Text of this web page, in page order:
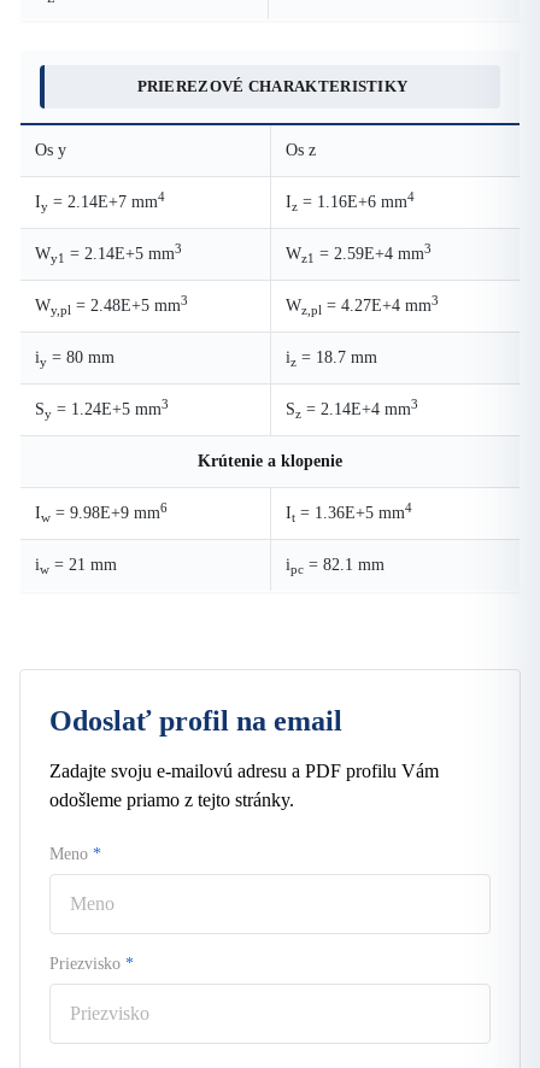
PRIEREZOVÉ CHARAKTERISTIKY
Os y Os z
Iy = 2.14E+7 mm4 Iz = 1.16E+6 mm4
Wy1 = 2.14E+5 mm3 Wz1 = 2.59E+4 mm3
Wy,pl = 2.48E+5 mm3 Wz,pl = 4.27E+4 mm3
iy = 80 mm iz = 18.7 mm
Sy = 1.24E+5 mm3 Sz = 2.14E+4 mm3
Krútenie a klopenie
Iw = 9.98E+9 mm6 It = 1.36E+5 mm4
iw = 21 mm ipc = 82.1 mm
Odoslať profil na email
Zadajte svoju e-mailovú adresu a PDF profilu Vám
odošleme priamo z tejto stránky.
Meno *
Priezvisko *